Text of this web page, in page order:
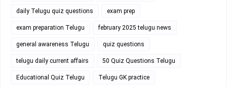
daily Telugu quiz questions exam prep
exam preparation Telugu february 2025 telugu news
general awareness Telugu quiz questions
telugu daily current affairs 50 Quiz Questions Telugu
Educational Quiz Telugu Telugu GK practice